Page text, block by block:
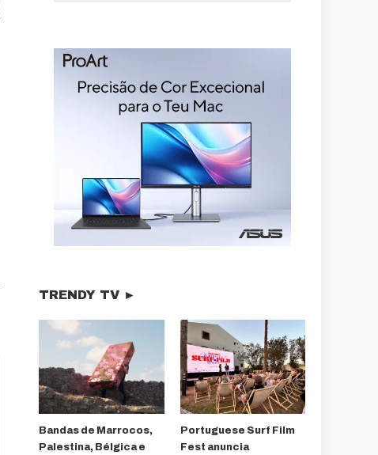
TRENDY TV ►
Bandas de Marrocos,
Palestina, Bélgica e
Portuguese Surf Film
Fest anuncia